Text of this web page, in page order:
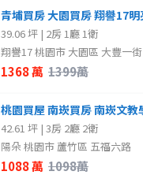
39.06 坪 | 2房 1廳 1衛
翔譽17 桃園市 大園區 大豐一街
1368 萬 1399萬
42.61 坪 | 3房 2廳 2衛
陽朵 桃園市 蘆竹區 五福六路
1088 萬 1098萬